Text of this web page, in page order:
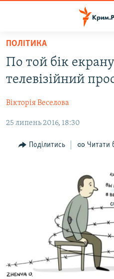
Перейти
основного
матеріалу
до
навігації
Перейти
ПОЛІТИКА
БЛОГИ
ПОГЛЯД
ВІДЕОУРОКИ «ELIFBE»
СВІДЧЕННЯ ОКУПАЦІЇ
УКРАЇНСЬКА ПРОБЛЕМА КРИМУ
ЯК ОБІЙТИ БЛОКУВАННЯ
Qırımtatar
ПОЛІТИКА
По той бік
телевізійний
Вікторія Веселова
25 липень 2016, 18:30
Поділитись Читати